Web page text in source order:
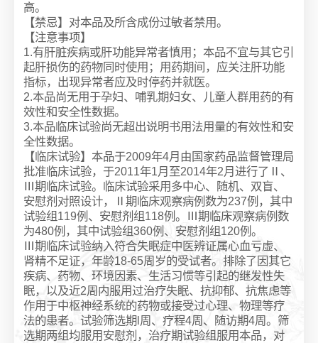
高。
【禁忌】对本品及所含成份过敏者禁用。
【注意事项】
1.有肝脏疾病或肝功能异常者慎用；本品不宜与其它引
起肝损伤的药物同时使用；用药期间，应关注肝功能
指标，出现异常者应及时停药并就医。
2.本品尚无用于孕妇、哺乳期妇女、儿童人群用药的有
效性和安全性数据。
3.本品临床试验尚无超出说明书用法用量的有效性和安
全性数据。
【临床试验】本品于2009年4月由国家药品监督管理局
批准临床试验，于2011年1月至2014年2月进行了Ⅱ、
Ⅲ期临床试验。临床试验采用多中心、随机、双盲、
安慰剂对照设计，Ⅱ期临床观察病例数为237例，其中
试验组119例、安慰剂组118例。Ⅲ期临床观察病例数
为480例，其中试验组360例、安慰剂组120例。
Ⅲ期临床试验纳入符合失眠症中医辨证属心血亏虚、
肾精不足证，年龄18-65周岁的受试者。排除了因其它
疾病、药物、环境因素、生活习惯等引起的继发性失
眠，以及近2周内服用过治疗失眠、抗抑郁、抗焦虑等
作用于中枢神经系统的药物或接受过心理、物理等疗
法的患者。试验筛选期l周、疗程4周、随访期4周。筛
选期两组均服用安慰剂，治疗期试验组服用本品，对